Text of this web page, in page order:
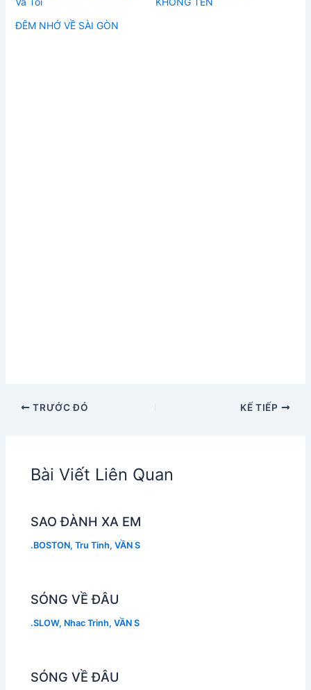
ĐÊM NHỚ VỀ SÀI GÒN
TRƯỚC ĐÓ KẾ TIẾP
Bài Viết Liên Quan
SAO ĐÀNH XA EM
.BOSTON,Tru Tinh,VẦN S
SÓNG VỀ ĐÂU
.SLOW, Nhac Trinh,VẦN S
SÓNG VỀ ĐÂU